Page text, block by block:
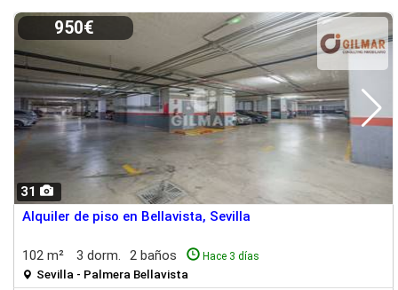
31
950€
Alquiler de piso en Bellavista, Sevilla
102 m² 3 dorm. 2 baños Hace 3 días
Sevilla - Palmera Bellavista